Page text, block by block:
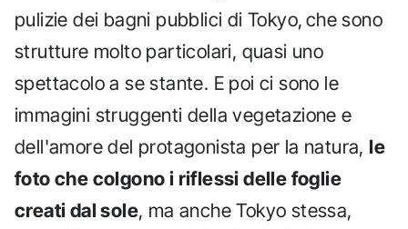
pulizie dei bagni pubblici di Tokyo, che sono
strutture molto particolari, quasi uno
spettacolo a se stante. E poi ci sono le
immagini struggenti della vegetazione e
dell'amore del protagonista per la natura, le
foto che colgono i riflessi delle foglie
creati dal sole, ma anche Tokyo stessa,